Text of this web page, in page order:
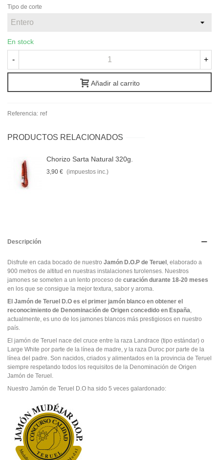
Tipo de corte
En stock
- +
Añadir al carrito
Referencia: ref
PRODUCTOS RELACIONADOS
Chorizo Sarta Natural 320g.
3,90 € (impuestos inc.)
Descripción
Disfrute en cada bocado de nuestro Jamón D.O.P de Teruel , elaborado a
900 metros de altitud en nuestras instalaciones turolenses. Nuestros
jamones se someten a un lento proceso de curación durante 18-20 meses
en los que se consigue la mejor textura, sabor y aroma.
El Jamón de Teruel D.O es el primer jamón blanco en obtener el
reconocimiento de Denominación de Origen concedido en España,
actualmente, es uno de los jamones blancos más prestigiosos en nuestro
país.
El jamón de Teruel nace del cruce entre la raza Landrace (tipo estándar) o
Large White por parte de la línea de madre, y la raza Duroc por parte de la
línea del padre. Son nacidos, criados y alimentados en la provincia de Teruel
siempre respetando todos los requisitos de la Denominación de Origen
Jamón de Teruel.
Nuestro Jamón de Teruel D.O ha sido 5 veces galardonado: